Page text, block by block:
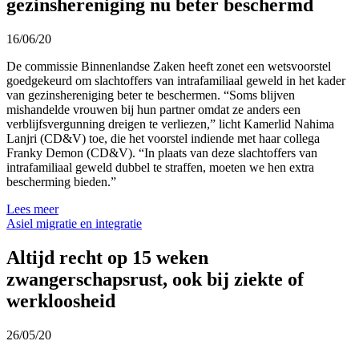
gezinshereniging nu beter beschermd
16/06/20
De commissie Binnenlandse Zaken heeft zonet een wetsvoorstel
goedgekeurd om slachtoffers van intrafamiliaal geweld in het kader
van gezinshereniging beter te beschermen. “Soms blijven
mishandelde vrouwen bij hun partner omdat ze anders een
verblijfsvergunning dreigen te verliezen,” licht Kamerlid Nahima
Lanjri (CD&V) toe, die het voorstel indiende met haar collega
Franky Demon (CD&V). “In plaats van deze slachtoffers van
intrafamiliaal geweld dubbel te straffen, moeten we hen extra
bescherming bieden.”
Lees meer
Asiel migratie en integratie
Altijd recht op 15 weken
zwangerschapsrust, ook bij ziekte of
werkloosheid
26/05/20